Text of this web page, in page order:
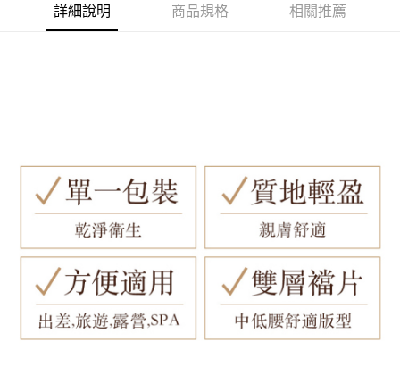
詳細說明 商品規格 相關推薦